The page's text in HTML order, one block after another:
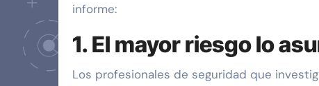
informe:
1. El mayor riesgo lo
Los profesionales de seguridad que